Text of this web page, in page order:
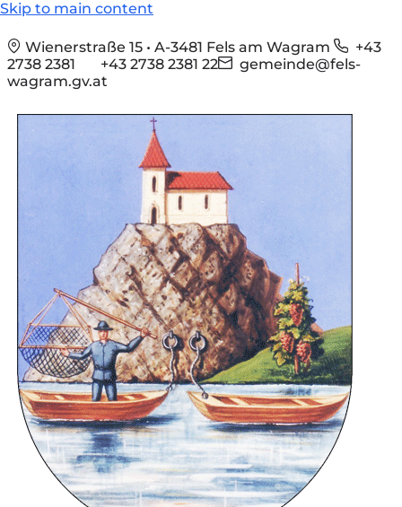
Skip to main content
Wienerstraße 15 • A-3481 Fels am Wagram
+43
2738 2381
+43 2738 2381 22
gemeinde@fels-
wagram.gv.at